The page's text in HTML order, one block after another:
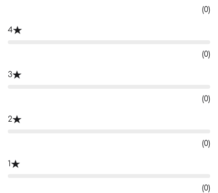
(0)
4
(0)
3
(0)
2
(0)
1
(0)